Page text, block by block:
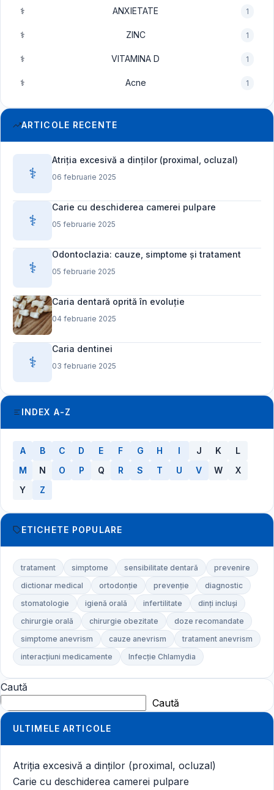
⚕️ ANXIETATE 1
⚕️ ZINC 1
⚕️ VITAMINA D 1
⚕️ Acne 1
ARTICOLE RECENTE
⚕️
Atriția excesivă a dinților (proximal, ocluzal)
06 februarie 2025
⚕️
Carie cu deschiderea camerei pulpare
05 februarie 2025
⚕️
Odontoclazia: cauze, simptome și tratament
05 februarie 2025
Caria dentară oprită în evoluție
04 februarie 2025
⚕️
Caria dentinei
03 februarie 2025
INDEX A-Z
A B C D E F G H I J K
L
M
N O P Q R S T U V W
X
Y
Z
ETICHETE POPULARE
tratament simptome sensibilitate dentară
prevenire
dictionar medical
ortodonție prevenție
diagnostic
stomatologie
igienă orală infertilitate
dinți incluși
chirurgie orală
chirurgie obezitate
doze recomandate
simptome anevrism
cauze anevrism
tratament anevrism
interacțiuni medicamente
Infecție Chlamydia
Caută
Caută
ULTIMELE ARTICOLE
Atriția excesivă a dinților (proximal, ocluzal)
Carie cu deschiderea camerei pulpare